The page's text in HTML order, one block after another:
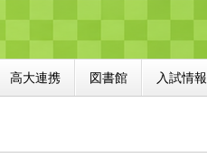
高大連携 図書館 入試情報